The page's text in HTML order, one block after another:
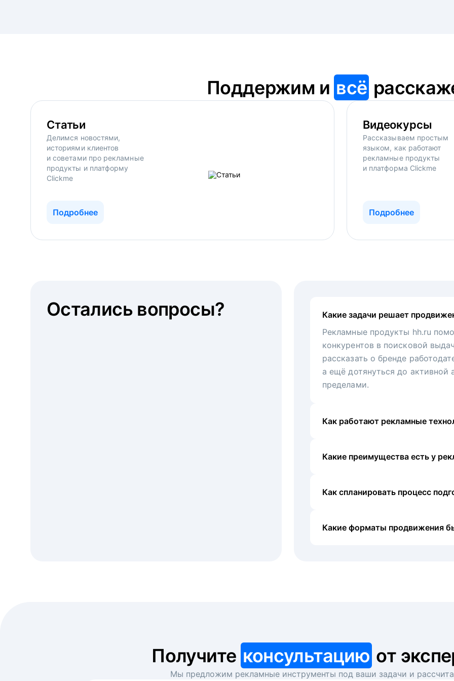
Поддержим и всё
Статьи
Делимся новостями,
историями клиентов
и советами про рекламные
продукты и платформу
Clickme
Подробнее
Видеокурсы
Рассказываем простым
языком, как работают
рекламные продукты
и платформа Clickme
Подробнее
Какие задачи решает
Рекламные продукты hh.ru
конкурентов в поисковой
рассказать о бренде
а ещё дотянуться до активной
пределами.
Как работают рекламные
Какие преимущества есть у
Как спланировать процесс
Какие форматы продвижения
Остались вопросы?
Получите консультацию от
Мы предложим рекламные инструменты под ваши задачи и